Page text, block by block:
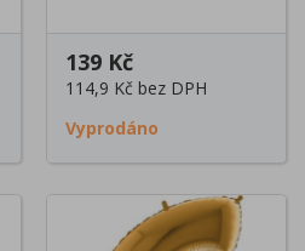
139 Kč
114,9 Kč bez DPH
Vyprodáno